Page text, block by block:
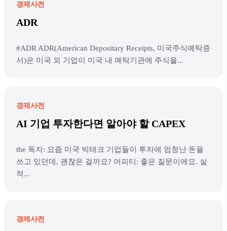
경제사전
ADR
#ADR ADR(American Depositary Receipts, 미국주식예탁증
서)은 미국 외 기업이 미국 내 예탁기관에 주식을...
경제사전
AI 기업 투자한다면 알아야 할 CAPEX
the 독자: 요즘 미국 빅테크 기업들이 투자에 엄청난 돈을
쓰고 있던데, 괜찮은 걸까요? 어피티: 좋은 질문이에요. 실
적...
경제사전